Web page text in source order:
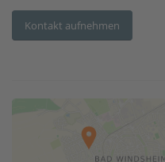
Kontakt aufnehmen